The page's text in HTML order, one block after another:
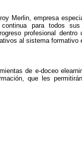
Merlin, empresa
para todos
profesional
al sistema formativo
de e-doceo
que les